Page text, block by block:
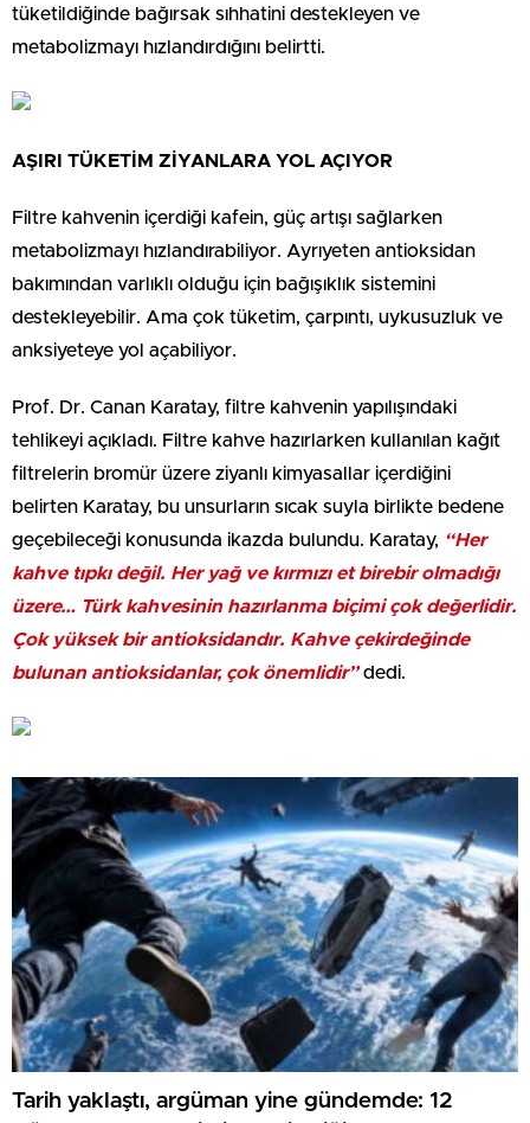
tüketildiğinde bağırsak sıhhatini destekleyen ve
metabolizmayı hızlandırdığını belirtti.
AŞIRI TÜKETİM ZİYANLARA YOL AÇIYOR
Filtre kahvenin içerdiği kafein, güç artışı sağlarken
metabolizmayı hızlandırabiliyor. Ayrıyeten antioksidan
bakımından varlıklı olduğu için bağışıklık sistemini
destekleyebilir. Ama çok tüketim, çarpıntı, uykusuzluk ve
anksiyeteye yol açabiliyor.
Prof. Dr. Canan Karatay, filtre kahvenin yapılışındaki
tehlikeyi açıkladı. Filtre kahve hazırlarken kullanılan kağıt
filtrelerin bromür üzere ziyanlı kimyasallar içerdiğini
belirten Karatay, bu unsurların sıcak suyla birlikte bedene
geçebileceği konusunda ikazda bulundu. Karatay, “Her
kahve tıpkı değil. Her yağ ve kırmızı et birebir olmadığı
üzere… Türk kahvesinin hazırlanma biçimi çok değerlidir.
Çok yüksek bir antioksidandır. Kahve çekirdeğinde
bulunan antioksidanlar, çok önemlidir” dedi.
Tarih yaklaştı, argüman yine gündemde: 12